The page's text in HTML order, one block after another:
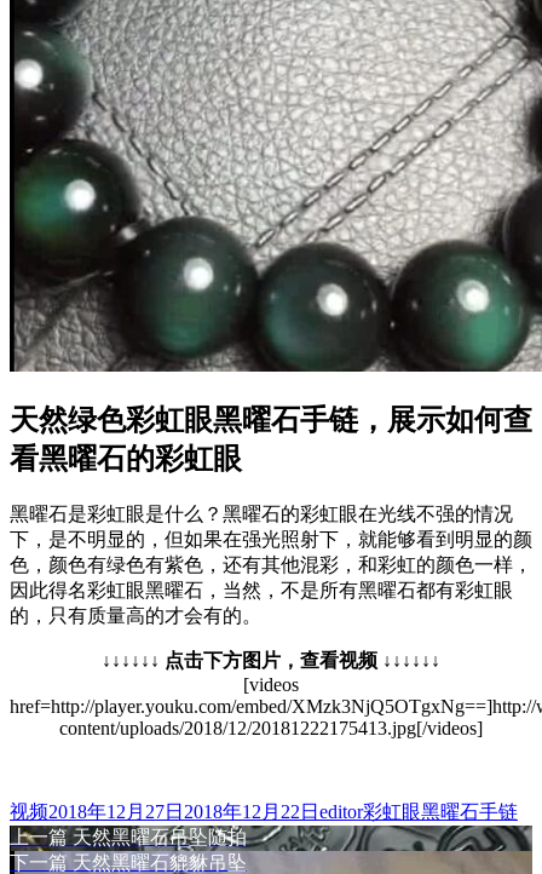
天然绿色彩虹眼黑曜石手链，展示如何查
看黑曜石的彩虹眼
黑曜石是彩虹眼是什么？黑曜石的彩虹眼在光线不强的情况
下，是不明显的，但如果在强光照射下，就能够看到明显的颜
色，颜色有绿色有紫色，还有其他混彩，和彩虹的颜色一样，
因此得名彩虹眼黑曜石，当然，不是所有黑曜石都有彩虹眼
的，只有质量高的才会有的。
↓↓↓↓↓↓ 点击下方图片，查看视频 ↓↓↓↓↓↓
[videos
href=http://player.youku.com/embed/
content/uploads/2018/12/20181222175413.jpg[/videos]
格
式
视频发
布
于
2018年12月27日 2018年12月22日 作
者
editor分
类
彩虹眼黑曜石手链
文
上一篇 上
篇
天然黑曜石吊坠随拍
下一篇 下
天然黑曜石貔貅吊坠